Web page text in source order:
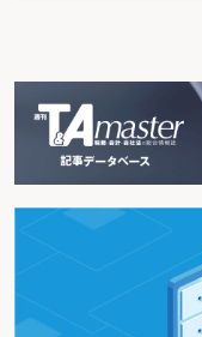
遠方の親族から亡被後見人
亡被後見人に身寄りがなく
亡被後見人の遺体を引き取
第３ 財産引渡しまでの管理
亡被後見人の銀行口座が凍
亡被後見人宅が壊れたため
亡被後見人が債務超過状態
亡被後見人と同居していた
亡被後見人の居住アパート
払を求められた場合
第４ 財産の引渡し・相続